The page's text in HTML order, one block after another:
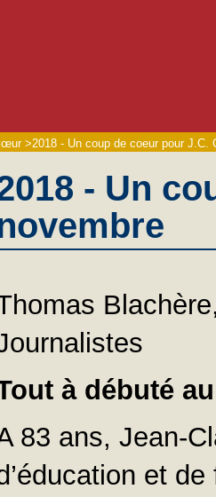
>2018 - Un coup de coeur pour J.C.
- Un
à débuté
83 ans, Jean-
et